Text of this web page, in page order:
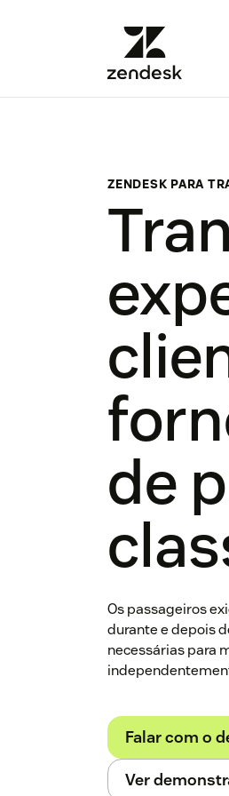
ZENDESK PARA
de
Os passageiros
durante e depois
necessárias para
Falar com o
Ver